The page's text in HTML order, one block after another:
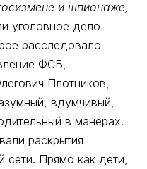
и шпионаже,
уголовное дело
расследовало
ФСБ,
Плотников,
вдумчивый,
в манерах.
раскрытия
сети. Прямо как дети,